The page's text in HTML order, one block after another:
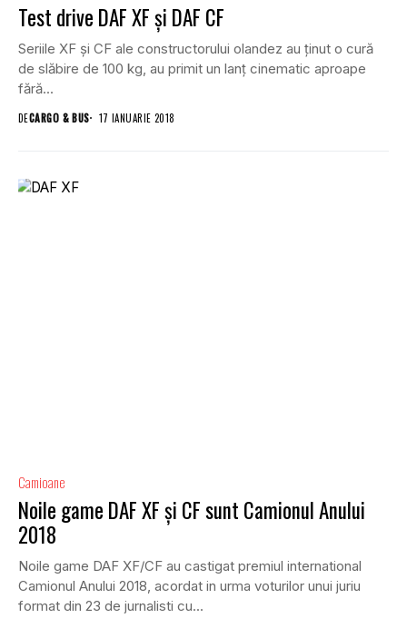
Test drive DAF XF și DAF CF
Seriile XF și CF ale constructorului olandez au ținut o cură
de slăbire de 100 kg, au primit un lanț cinematic aproape
fără...
DECARGO & BUS 17 IANUARIE 2018
Camioane
Noile game DAF XF și CF sunt Camionul Anului
2018
Noile game DAF XF/CF au castigat premiul international
Camionul Anului 2018, acordat in urma voturilor unui juriu
format din 23 de jurnalisti cu...